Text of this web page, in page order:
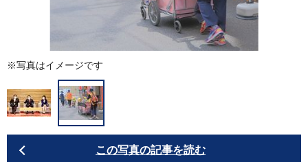
※写真はイメージです
この写真の記事を読む